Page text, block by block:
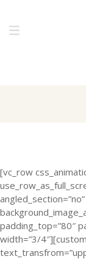
[vc_row
padding_top=”80″
width=”3/